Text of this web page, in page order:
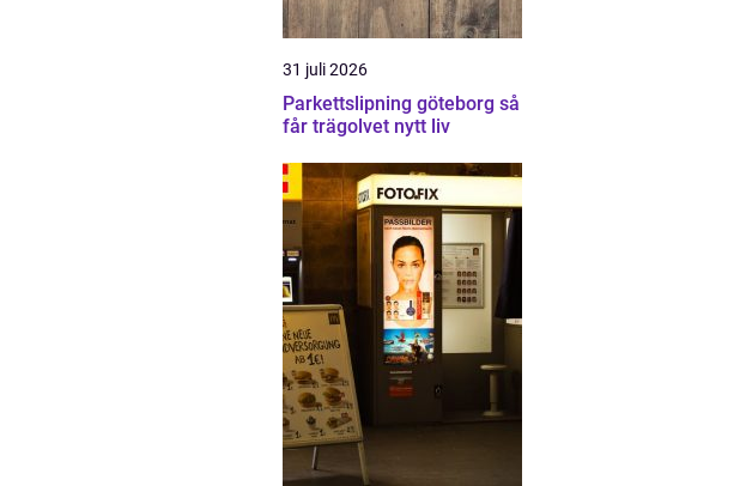
31 juli 2026
Parkettslipning göteborg så
får trägolvet nytt liv